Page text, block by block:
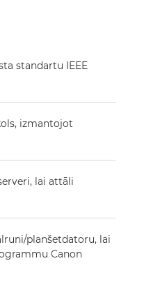
standartu IEEE
izmantojot
lai attāli
planšetdatoru, lai
Canon